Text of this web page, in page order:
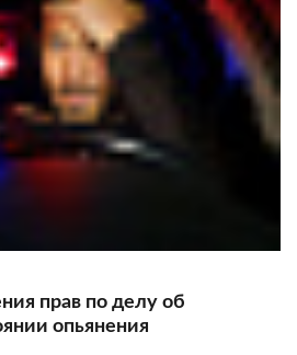
прав по делу об
опьянения